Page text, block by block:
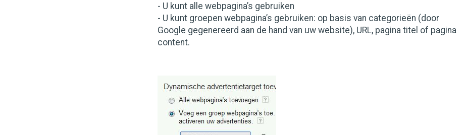
- U kunt alle webpagina’s gebruiken
- U kunt groepen webpagina’s gebruiken: op basis van categorieën (door
Google gegenereerd aan de hand van uw website), URL, pagina titel of pagina
content.